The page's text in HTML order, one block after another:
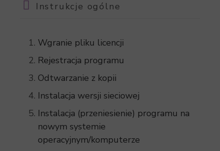
Instrukcje ogólne
Wgranie pliku licencji
Rejestracja programu
Odtwarzanie z kopii
Instalacja wersji sieciowej
Instalacja (przeniesienie) programu na
nowym systemie
operacyjnym/komputerze